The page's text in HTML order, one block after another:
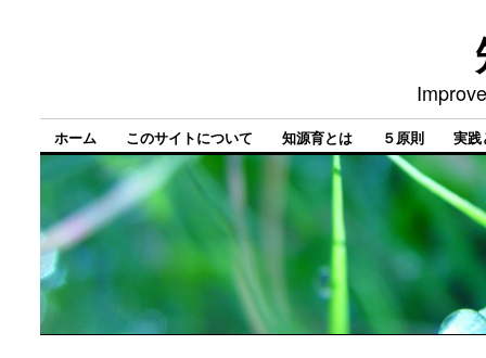
ホーム このサイトについて 知源育とは ５原則 実践